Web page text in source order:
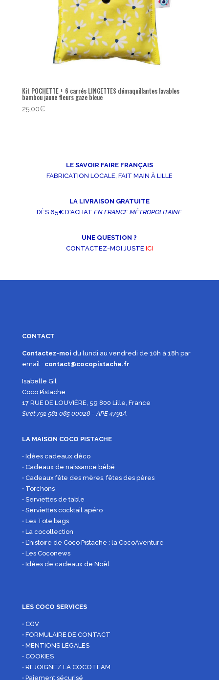
Kit POCHETTE + 6 carrés LINGETTES démaquillantes lavables
bambou jaune fleurs gaze bleue
25,00€
LE SAVOIR FAIRE FRANÇAIS
FABRICATION LOCALE, FAIT MAIN À LILLE
LA LIVRAISON GRATUITE
DÈS 65€ D'ACHATEN FRANCE MÉTROPOLITAINE
UNE QUESTION ?
CONTACTEZ-MOI JUSTE ICI
CONTACT
Contactez-moi du lundi au vendredi de 10h à 18h par
email : contact@cocopistache.fr
Isabelle Gil
Coco Pistache
17 RUE DE LOUVIÈRE, 59 800 Lille, France
Siret 791 581 085 00028 – APE 4791A
LA MAISON COCO PISTACHE
• Idées cadeaux déco
• Cadeaux de naissance bébé
• Cadeaux fête des mères, fêtes des pères
• Torchons
• Serviettes de table
• Serviettes cocktail apéro
• Les Tote bags
• La cocollection
• L’histoire de Coco Pistache : la CocoAventure
• Les Coconews
• Idées de cadeaux de Noël
LES COCO SERVICES
• CGV
• FORMULAIRE DE CONTACT
• MENTIONS LÉGALES
• COOKIES
• REJOIGNEZ LA COCOTEAM
• Paiement sécurisé